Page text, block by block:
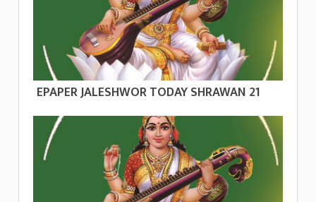
EPAPER JALESHWOR TODAY SHRAWAN 21